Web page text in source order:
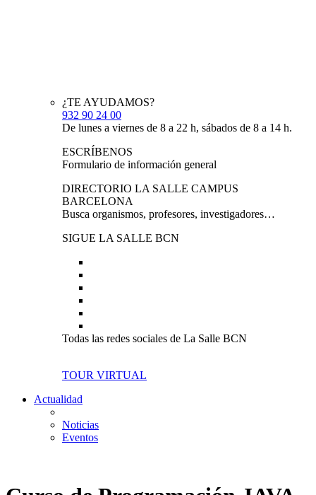
¿TE AYUDAMOS?
932 90 24 00
De lunes a viernes de 8 a 22 h, sábados de 8 a 14 h.
ESCRÍBENOS
Formulario de información general
DIRECTORIO LA SALLE CAMPUS
BARCELONA
Busca organismos, profesores, investigadores…
SIGUE LA SALLE BCN
Todas las redes sociales de La Salle BCN
TOUR VIRTUAL
Actualidad
Noticias
Eventos